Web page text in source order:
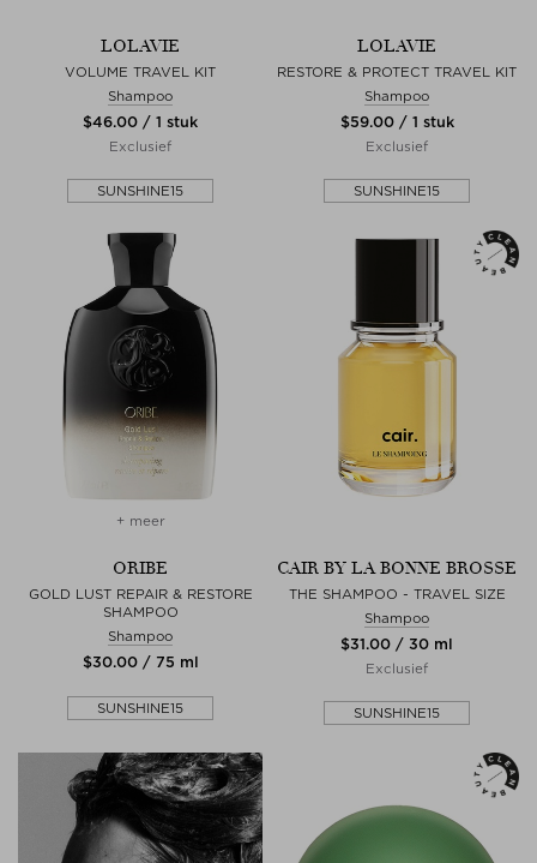
LOLAVIE
VOLUME TRAVEL KIT
Shampoo
$‌46.00 / 1 stuk
Exclusief
SUNSHINE15
LOLAVIE
RESTORE & PROTECT TRAVEL KIT
Shampoo
$‌59.00 / 1 stuk
Exclusief
SUNSHINE15
+ meer
ORIBE
GOLD LUST REPAIR & RESTORE
SHAMPOO
Shampoo
$‌30.00 / 75 ml
SUNSHINE15
CAIR BY LA BONNE BROSSE
THE SHAMPOO - TRAVEL SIZE
Shampoo
$‌31.00 / 30 ml
Exclusief
SUNSHINE15